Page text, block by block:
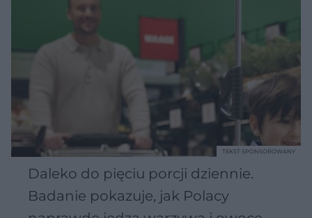
Daleko do pięciu porcji dziennie.
Badanie pokazuje, jak Polacy
TEKST SPONSOROWANY